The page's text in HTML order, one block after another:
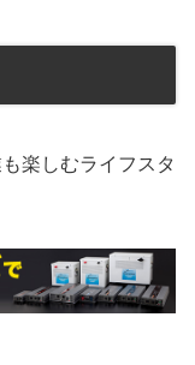
楽しむライフスタ